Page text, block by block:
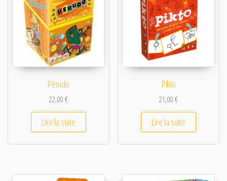
Perudo
22,00€
Lire la suite
Pikto
21,00€
Lire la suite